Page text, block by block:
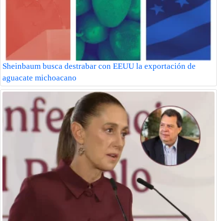
Sheinbaum busca destrabar con EEUU la exportación de
aguacate michoacano